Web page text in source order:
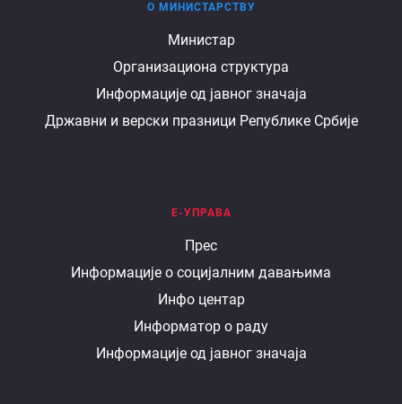
министарству
О МИНИСТАРСТВУ
Министар
Организациона структура
Информације од јавног значаја
Државни и верски празници Републике Србије
Е-УПРАВА
Прес
Информације о социјалним давањима
Инфо центар
Информатор о раду
Информације од јавног значаја